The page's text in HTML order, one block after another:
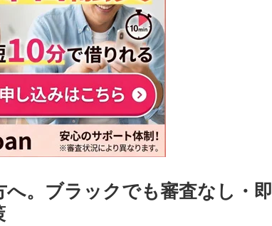
。ブラックでも審査なし・即